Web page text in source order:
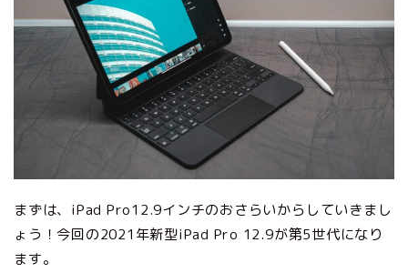
まずは、iPad Pro12.9インチのおさらいからしていきまし
ょう！今回の2021年新型iPad Pro 12.9が第5世代になり
ます。